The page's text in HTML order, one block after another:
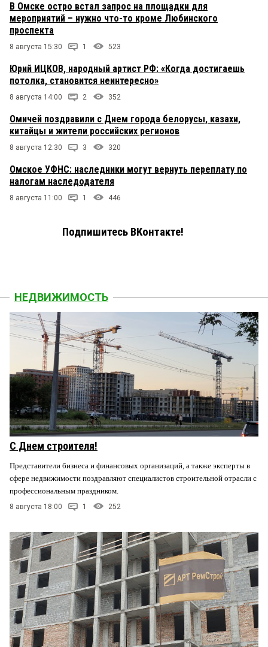
В Омске остро встал запрос на площадки для
мероприятий – нужно что-то кроме Любинского
проспекта
8 августа 15:30 1 523
Юрий ИЦКОВ, народный артист РФ: «Когда достигаешь
потолка, становится неинтересно»
8 августа 14:00 2 352
Омичей поздравили с Днем города белорусы, казахи,
китайцы и жители российских регионов
8 августа 12:30 3 320
Омское УФНС: наследники могут вернуть переплату по
налогам наследодателя
8 августа 11:00 1 446
Подпишитесь ВКонтакте!
НЕДВИЖИМОСТЬ
С Днем строителя!
Представители бизнеса и финансовых организаций, а также эксперты в
сфере недвижимости поздравляют специалистов строительной отрасли с
профессиональным праздником.
8 августа 18:00 1 252